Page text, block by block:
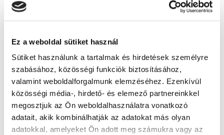
Ez a weboldal sütiket használ
Sütiket használunk a tartalmak és hirdetések személyre
szabásához, közösségi funkciók biztosításához,
valamint weboldalforgalmunk elemzéséhez. Ezenkívül
közösségi média-, hirdető- és elemező partnereinkkel
megosztjuk az Ön weboldalhasználatra vonatkozó
adatait, akik kombinálhatják az adatokat más olyan
adatokkal, amelyeket Ön adott meg számukra vagy az
Nasenspraypumpe GZ - Ø 18 mm, weiß, 20x
0.4200 EUR + MwSt.
Auf Lager